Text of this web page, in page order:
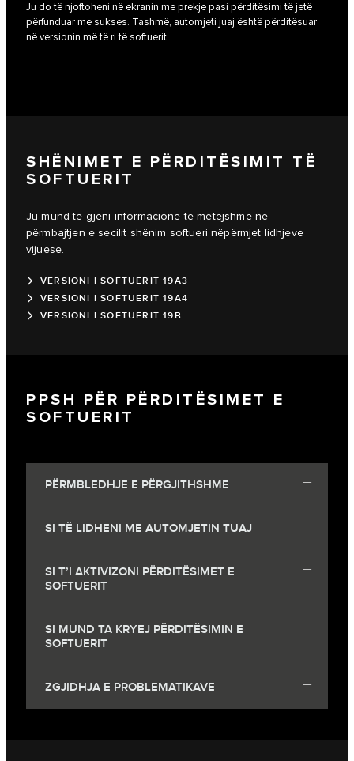
Ju do të njoftoheni në ekranin me prekje pasi përditësimi të jetë
përfunduar me sukses. Tashmë, automjeti juaj është përditësuar
në versionin më të ri të softuerit.
SHËNIMET E PËRDITËSIMIT TË
SOFTUERIT
Ju mund të gjeni informacione të mëtejshme në
përmbajtjen e secilit shënim softueri nëpërmjet lidhjeve
vijuese.
VERSIONI I SOFTUERIT 19A3
VERSIONI I SOFTUERIT 19A4
VERSIONI I SOFTUERIT 19B
PPSH PËR PËRDITËSIMET E
SOFTUERIT
PËRMBLEDHJE E PËRGJITHSHME
SI TË LIDHENI ME AUTOMJETIN TUAJ
SI T’I AKTIVIZONI PËRDITËSIMET E
SOFTUERIT
SI MUND TA KRYEJ PËRDITËSIMIN E
SOFTUERIT
ZGJIDHJA E PROBLEMATIKAVE